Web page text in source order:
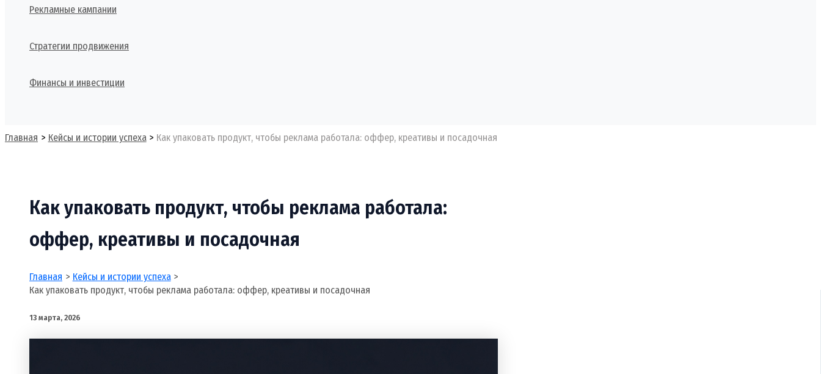
Рекламные кампании
Стратегии продвижения
Финансы и инвестиции
Главная Кейсы и истории успеха Как упаковать продукт, чтобы реклама работала: оффер, креативы и посадочная
Как упаковать продукт, чтобы реклама работала:
оффер, креативы и посадочная
Главная
Кейсы и истории успеха
Как упаковать продукт, чтобы реклама работала: оффер, креативы и посадочная
13 марта, 2026